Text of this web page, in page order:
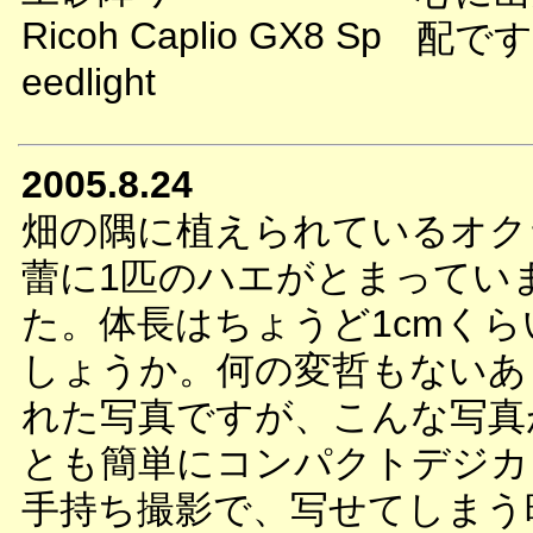
Ricoh Caplio GX8 Sp
eedlight
配で
2005.8.24
畑の隅に植えられているオ
蕾に1匹のハエがとまってい
た。体長はちょうど1cmくら
しょうか。何の変哲もない
れた写真ですが、こんな写
とも簡単にコンパクトデジ
手持ち撮影で、写せてしまう